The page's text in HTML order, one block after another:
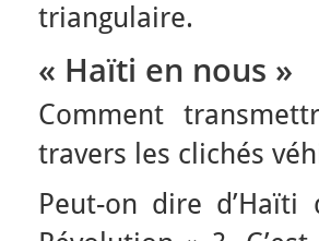
triangulaire.
« Haïti en nous »
Comment
travers les clichés
Peut-on dire